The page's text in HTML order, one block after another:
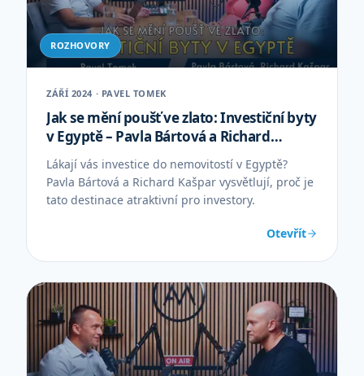
ROZHOVORY
ZÁŘÍ 2024 · PAVEL TOMEK
Jak se mění poušť ve zlato: Investiční byty
v Egyptě – Pavla Bártová a Richard
Kašpar
Lákají vás investice do nemovitostí v Egyptě?
Pavla Bártová a Richard Kašpar vysvětlují, proč je
tato destinace atraktivní pro investory.
Otevřít